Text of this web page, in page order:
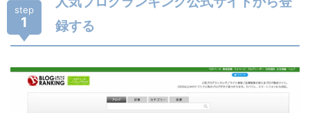
step
1
録する